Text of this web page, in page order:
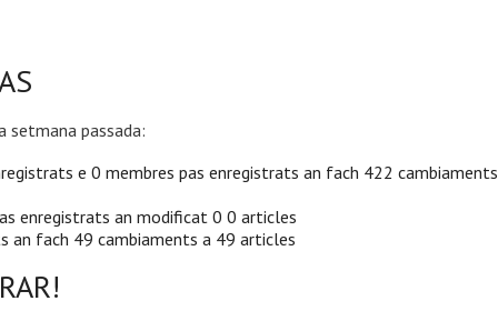
setmana passada:
e 0 membres pas enregistrats an fach 422 cambiaments
enregistrats an modificat 0 0 articles
an fach 49 cambiaments a 49 articles